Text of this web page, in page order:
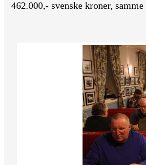
462.000,- svenske kroner,